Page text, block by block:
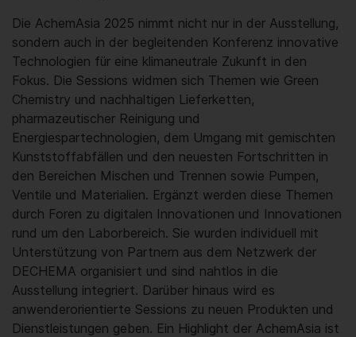
Die AchemAsia 2025 nimmt nicht nur in der Ausstellung,
sondern auch in der begleitenden Konferenz innovative
Technologien für eine klimaneutrale Zukunft in den
Fokus. Die Sessions widmen sich Themen wie Green
Chemistry und nachhaltigen Lieferketten,
pharmazeutischer Reinigung und
Energiespartechnologien, dem Umgang mit gemischten
Kunststoffabfällen und den neuesten Fortschritten in
den Bereichen Mischen und Trennen sowie Pumpen,
Ventile und Materialien. Ergänzt werden diese Themen
durch Foren zu digitalen Innovationen und Innovationen
rund um den Laborbereich. Sie wurden individuell mit
Unterstützung von Partnern aus dem Netzwerk der
DECHEMA organisiert und sind nahtlos in die
Ausstellung integriert. Darüber hinaus wird es
anwenderorientierte Sessions zu neuen Produkten und
Dienstleistungen geben. Ein Highlight der AchemAsia ist